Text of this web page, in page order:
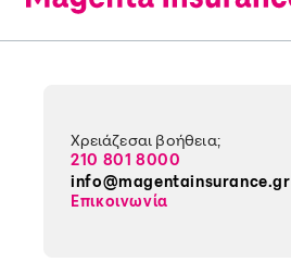
Χρειάζεσαι βοήθεια;
210 801 8000
info@magentainsurance.gr
Επικοινωνία